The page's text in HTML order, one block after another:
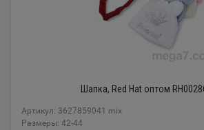
Шапка, Red Hat оптом
Артикул: 3627859041 mix
Размеры: 42-44